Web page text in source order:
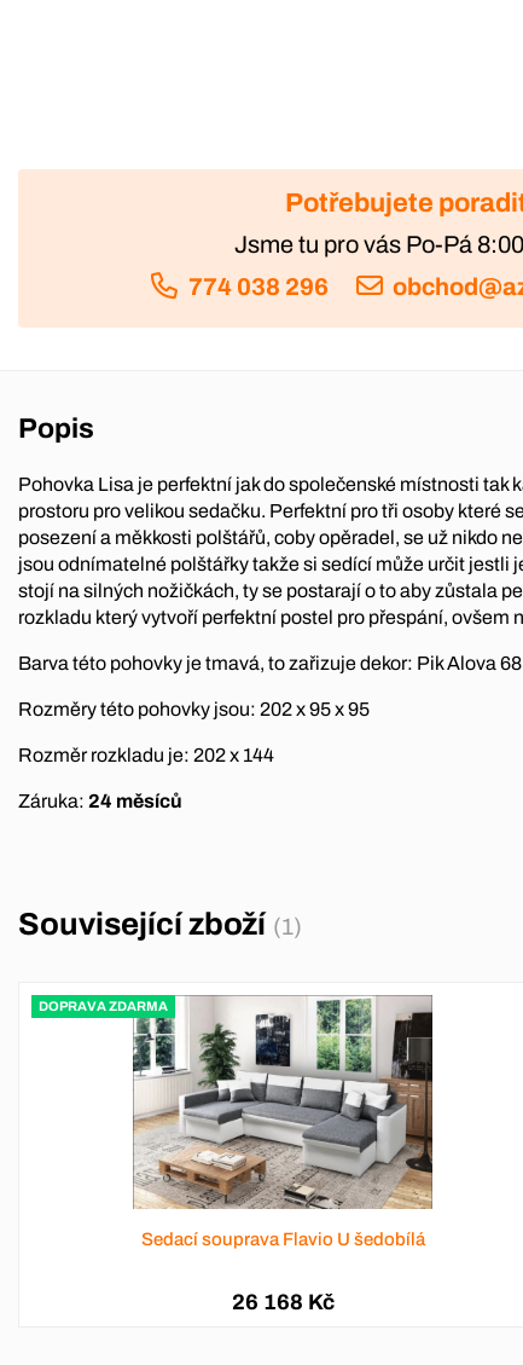
Potřebujete
Jsme tu pro vás Po-Pá
774 038 296
Popis
Pohovka Lisa je perfektní jak do společenské místnosti tak
prostoru pro velikou sedačku. Perfektní pro tři osoby které
posezení a měkkosti polštářů, coby opěradel, se už nikdo
jsou odnímatelné polštářky takže si sedící může určit jestli
stojí na silných nožičkách, ty se postarají o to aby zůstala
rozkladu který vytvoří perfektní postel pro přespání, ovšem
Barva této pohovky je tmavá, to zařizuje dekor: Pik Alova
Rozměry této pohovky jsou: 202 x 95 x 95
Rozměr rozkladu je: 202 x 144
Záruka: 24 měsíců
Související zboží (1)
DOPRAVA ZDARMA
Sedací souprava Flavio U šedobílá
26 168 Kč